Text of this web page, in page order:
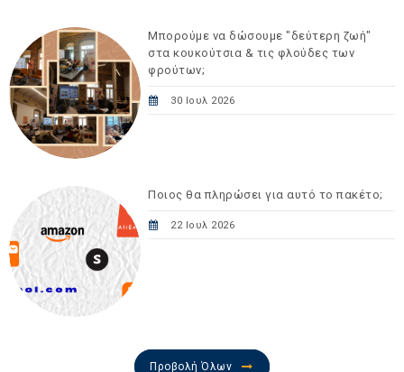
Μπορούμε να δώσουμε "δεύτερη ζωή"
στα κουκούτσια & τις φλούδες των
φρούτων;
30 Ιουλ 2026
Ποιος θα πληρώσει για αυτό το πακέτο;
22 Ιουλ 2026
Προβολή Όλων